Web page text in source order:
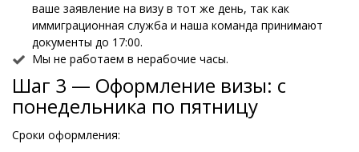
ваше заявление на визу в тот же день, так как
иммиграционная служба и наша команда принимают
документы до 17:00.
Мы не работаем в нерабочие часы.
Шаг 3 — Оформление визы: с
понедельника по пятницу
Сроки оформления: